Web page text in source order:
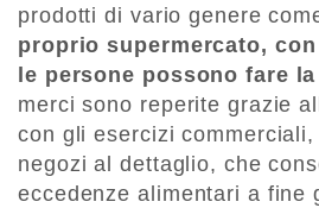
prodotti di vario genere
proprio supermercato,
le persone possono fare
merci sono reperite grazie
con gli esercizi
negozi al dettaglio, che
eccedenze alimentari a fine